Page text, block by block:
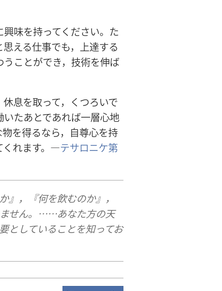
味を持ってください。た
える仕事でも，上達する
ことができ，技術を伸ば
息を取って，くつろいで
たあとであれば一層心地
を得るなら，自尊心を持
くれます。―テサロニケ第
』，『何を飲むのか』，
ません。……あなた方の天
としていることを知ってお